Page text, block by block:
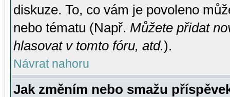
diskuze. To, co vám je povoleno
nebo tématu (Např. Můžete přidat
hlasovat v tomto fóru, atd.).
Návrat nahoru
Jak změním nebo smažu